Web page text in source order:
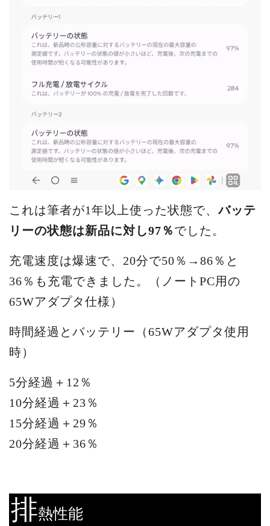
これは筆者が1年以上使った状態で、バッテ
リーの状態は新品に対し97％でした。
充電速度は爆速で、20分で50％→86％と
36％も充電できました。（ノートPC用の
65Wアダプタ仕様）
時間経過とバッテリー（65Wアダプタ使用
時）
5分経過＋12％
10分経過＋23％
15分経過＋29％
20分経過＋36％
排熱性能